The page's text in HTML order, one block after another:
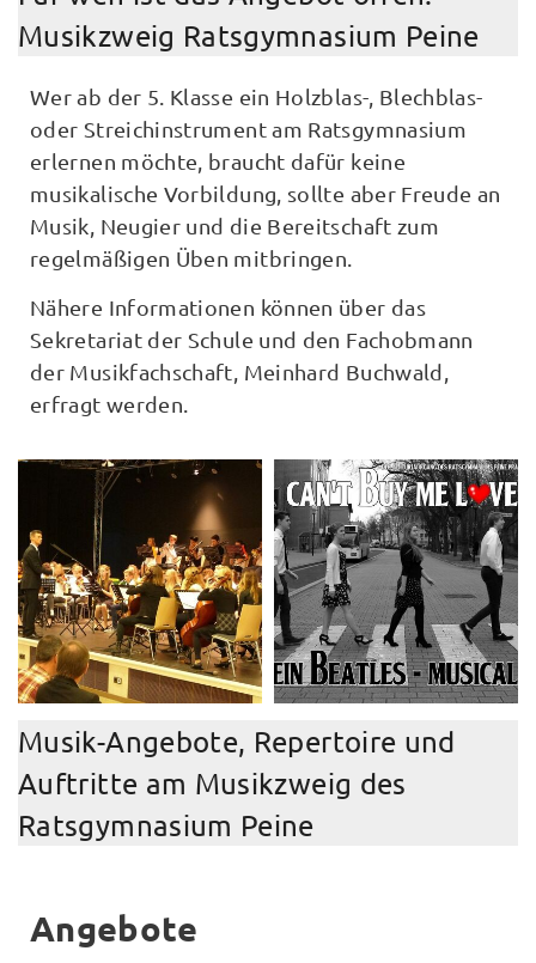
Musikzweig Ratsgymnasium Peine
Wer ab der 5. Klasse ein Holzblas-, Blechblas-
oder Streichinstrument am Ratsgymnasium
erlernen möchte, braucht dafür keine
musikalische Vorbildung, sollte aber Freude an
Musik, Neugier und die Bereitschaft zum
regelmäßigen Üben mitbringen.
Nähere Informationen können über das
Sekretariat der Schule und den Fachobmann
der Musikfachschaft, Meinhard Buchwald,
erfragt werden.
Musik-Angebote, Repertoire und
Auftritte am Musikzweig des
Ratsgymnasium Peine
Angebote